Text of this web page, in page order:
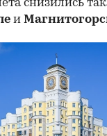
снизились
и